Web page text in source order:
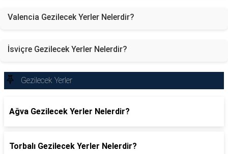
Valencia Gezilecek Yerler Nelerdir?
İsviçre Gezilecek Yerler Nelerdir?
Gezilecek Yerler
Ağva Gezilecek Yerler Nelerdir?
Torbalı Gezilecek Yerler Nelerdir?